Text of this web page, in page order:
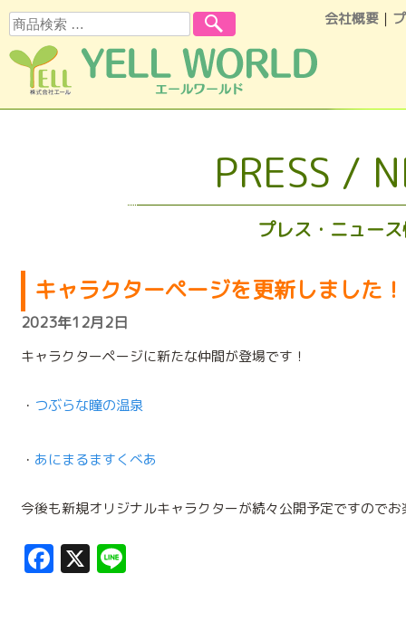
会社概要 ｜
検索
PRESS /
プレス・ニュー
キャラクターページを更新しました！
2023年12月2日
キャラクターページに新たな仲間が登場です！
・ つぶらな瞳の温泉
・ あにまるますくべあ
今後も新規オリジナルキャラクターが続々公開予定ですのでお
Facebook
X Line